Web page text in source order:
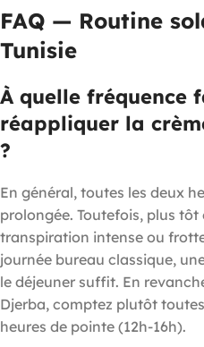
FAQ — Routine
Tunisie
À quelle fréquence
réappliquer la
?
En général, toutes les deux
prolongée. Toutefois, plus
transpiration intense ou
journée bureau classique,
le déjeuner suffit. En
Djerba, comptez plutôt
heures de pointe (12h-16h).